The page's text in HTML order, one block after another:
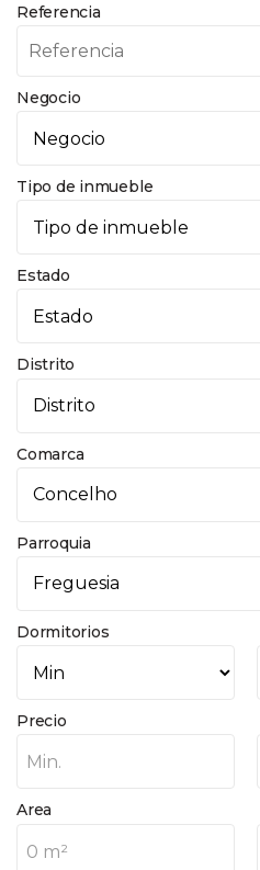
Referencia
Negocio
Tipo de inmueble
Estado
Distrito
Comarca
Parroquia
Dormitorios
Precio
Min.
Area
0 m²